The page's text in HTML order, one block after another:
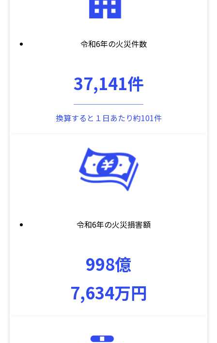
令和6年の火災件数
37,141件
─────────
換算すると１日あたり約101件
令和6年の火災損害額
998億
7,634万円